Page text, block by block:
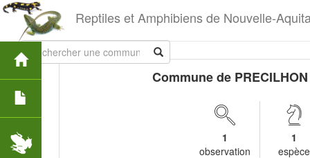
Reptiles et Amphibiens de Nouvelle-
Commune de PRECILHON
1
observation
1
espèce